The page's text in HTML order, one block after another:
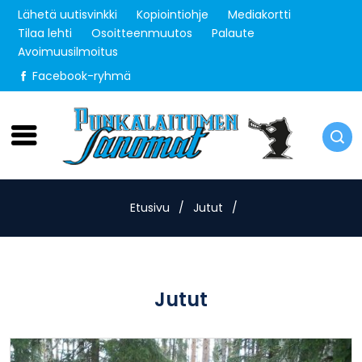
Lähetä uutisvinkki Kopiointiohje
Mediakortti
Tilaa lehti
Osoitteenmuutos
Palaute
Avoimuusilmoitus
Facebook-ryhmä
Etusivu / Jutut /
Jutut